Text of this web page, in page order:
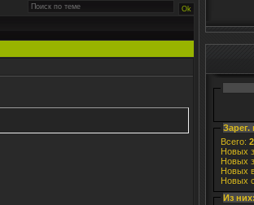
Зарег.
Всего:
Новых
Новых
Новых
Новых
Из них: